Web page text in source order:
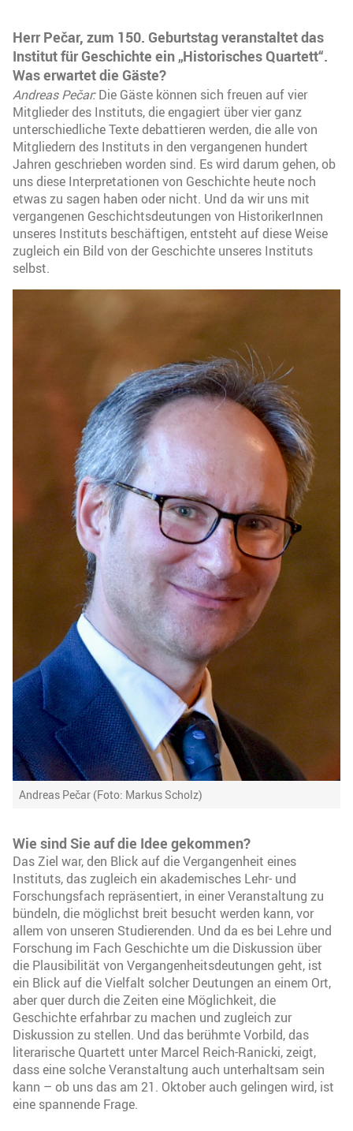
Herr Pečar, zum 150. Geburtstag veranstaltet das
Institut für Geschichte ein „Historisches Quartett“.
Was erwartet die Gäste?
Andreas Pečar: Die Gäste können sich freuen auf vier
Mitglieder des Instituts, die engagiert über vier ganz
unterschiedliche Texte debattieren werden, die alle von
Mitgliedern des Instituts in den vergangenen hundert
Jahren geschrieben worden sind. Es wird darum gehen, ob
uns diese Interpretationen von Geschichte heute noch
etwas zu sagen haben oder nicht. Und da wir uns mit
vergangenen Geschichtsdeutungen von HistorikerInnen
unseres Instituts beschäftigen, entsteht auf diese Weise
zugleich ein Bild von der Geschichte unseres Instituts
selbst.
Andreas Pečar (Foto: Markus Scholz)
Wie sind Sie auf die Idee gekommen?
Das Ziel war, den Blick auf die Vergangenheit eines
Instituts, das zugleich ein akademisches Lehr- und
Forschungsfach repräsentiert, in einer Veranstaltung zu
bündeln, die möglichst breit besucht werden kann, vor
allem von unseren Studierenden. Und da es bei Lehre und
Forschung im Fach Geschichte um die Diskussion über
die Plausibilität von Vergangenheitsdeutungen geht, ist
ein Blick auf die Vielfalt solcher Deutungen an einem Ort,
aber quer durch die Zeiten eine Möglichkeit, die
Geschichte erfahrbar zu machen und zugleich zur
Diskussion zu stellen. Und das berühmte Vorbild, das
literarische Quartett unter Marcel Reich-Ranicki, zeigt,
dass eine solche Veranstaltung auch unterhaltsam sein
kann – ob uns das am 21. Oktober auch gelingen wird, ist
eine spannende Frage.